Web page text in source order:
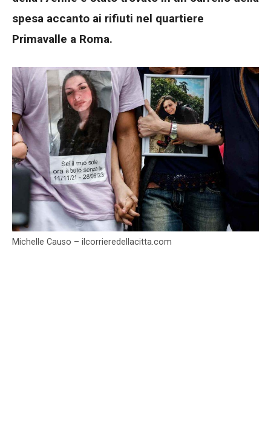
spesa accanto ai rifiuti nel quartiere
Primavalle a Roma.
Michelle Causo – ilcorrieredellacitta.com